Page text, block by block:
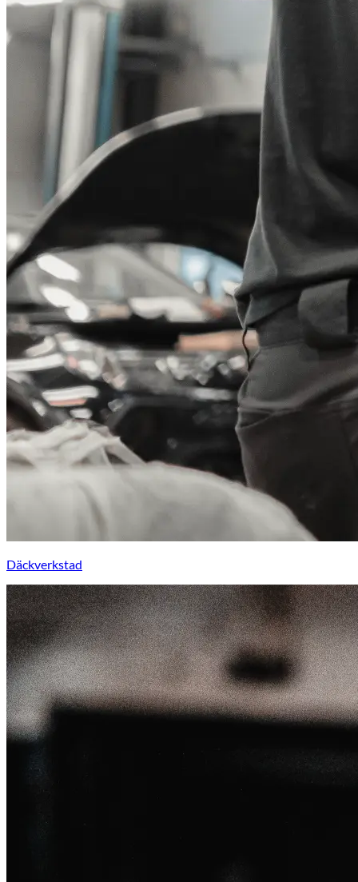
Däckverkstad